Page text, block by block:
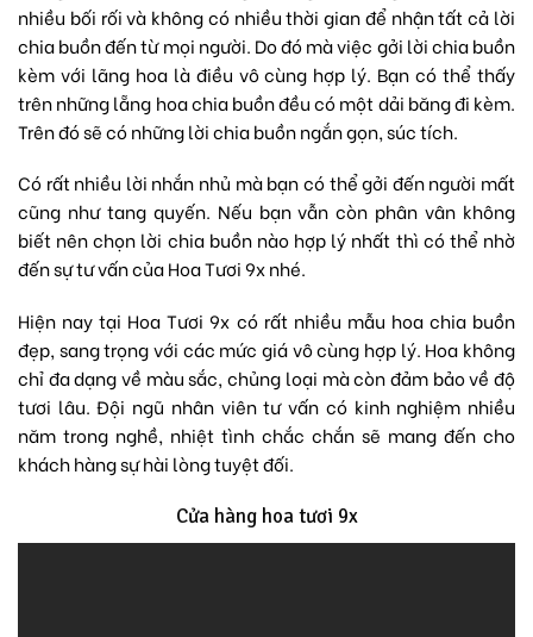
nhiều bối rối và không có nhiều thời gian để nhận tất cả lời
chia buồn đến từ mọi người. Do đó mà việc gởi lời chia buồn
kèm với lãng hoa là điều vô cùng hợp lý. Bạn có thể thấy
trên những lẵng hoa chia buồn đều có một dải băng đi kèm.
Trên đó sẽ có những lời chia buồn ngắn gọn, súc tích.
Có rất nhiều lời nhắn nhủ mà bạn có thể gởi đến người mất
cũng như tang quyến. Nếu bạn vẫn còn phân vân không
biết nên chọn lời chia buồn nào hợp lý nhất thì có thể nhờ
đến sự tư vấn của Hoa Tươi 9x nhé.
Hiện nay tại Hoa Tươi 9x có rất nhiều mẫu hoa chia buồn
đẹp, sang trọng với các mức giá vô cùng hợp lý. Hoa không
chỉ đa dạng về màu sắc, chủng loại mà còn đảm bảo về độ
tươi lâu. Đội ngũ nhân viên tư vấn có kinh nghiệm nhiều
năm trong nghề, nhiệt tình chắc chắn sẽ mang đến cho
khách hàng sự hài lòng tuyệt đối.
Cửa hàng hoa tươi 9x